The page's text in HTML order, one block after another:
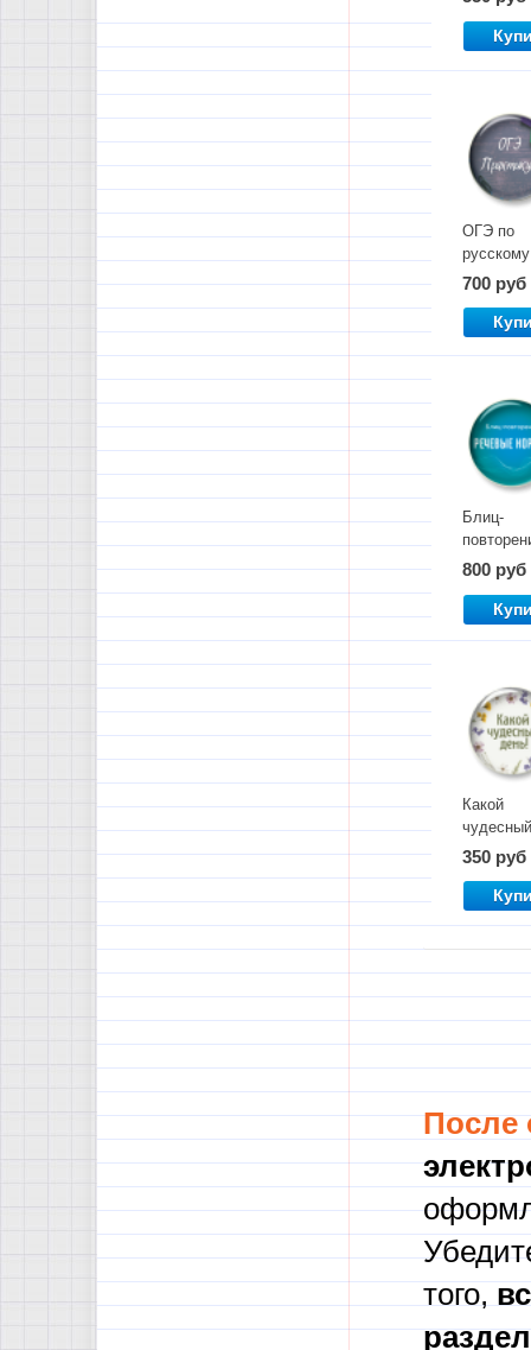
набор
ОГЭ по
русскому
языку.
700 руб
Блиц-
"Речевые
нормы"
800 руб
Какой
чудесный
день!
русского
языка.
1.
350 руб
После
того, в